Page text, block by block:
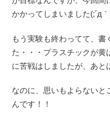
かかってしまいました(;´д
もう実験も終わってて、書
た・・・プラスチックが黄
に苦戦はしましたが、あと
なのに、思いもよらないと
んです！！